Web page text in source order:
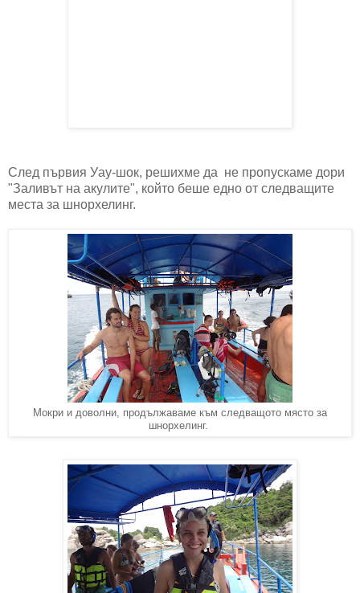
След първия Уау-шок, решихме да не пропускаме дори
"Заливът на акулите", който беше едно от следващите
места за шнорхелинг.
Мокри и доволни, продължаваме към следващото място за
шнорхелинг.